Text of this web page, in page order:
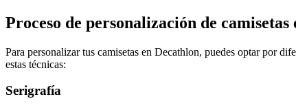
Proceso de personalización de camisetas
Para personalizar tus camisetas en Decathlon, puedes optar por
estas técnicas:
Serigrafía